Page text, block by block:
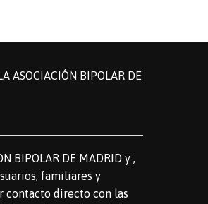
ASOCIACIÓN BIPOLAR DE
BIPOLAR DE MADRID y ,
familiares y
contacto directo con las